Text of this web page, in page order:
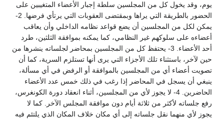
يوم، وقد يخول كل من المجلسين سلطة إجبار الأعضاء المتغيبين على
الحضور بالطريقة التي يراها وبمقتضى العقوبات التي يرتأي فرضها. 2-
يمكن لكل من المجلسين أن يضع قواعد نظامه الداخلي وأن يعاقب
أعضاءه على سلوكهم غير النظامي، كما يمكنه بموافقة الثلثين، طرد
أحد الأعضاء. 3- يحتفظ كل من المجلسين بمحاضر لجلساته ينشرها من
حين لآخر، باستثناء تلك الأجزاء التي يرى أنها تستلزم السرية، كما أن
تصويت أعضاء أي من المجلسين بالموافقة أو الرفض في أي مسألة،
ينبغي أن يسجل في المحاضر إذا رغب في ذلك خمس عدد الأعضاء
الحاضرين. 4- لا يجوز لأي من المجلسين، أثناء انعقاد دورة الكونغرس،
رفع جلساته لأكثر من ثلاثة أيام دون موافقة المجلس الآخر. كما لا
يجوز لأي منهما نقل جلساته إلى أي مكان خلاف المكان الذي يلتئم فيه